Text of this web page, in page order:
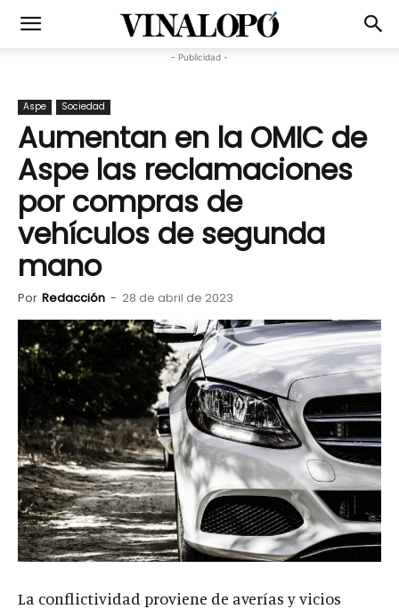
- Publicidad -
Aspe Sociedad
Aumentan en la OMIC de
Aspe las reclamaciones
por compras de
vehículos de segunda
mano
Por Redacción - 28 de abril de 2023
La conflictividad proviene de averías y vicios